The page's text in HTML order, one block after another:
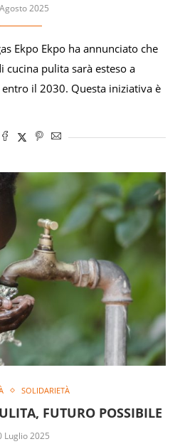
2025
Ekpo Ekpo ha annunciato che
pulita sarà esteso a
il 2030. Questa iniziativa è
SOLIDARIETÀ
FUTURO POSSIBILE
Luglio 2025